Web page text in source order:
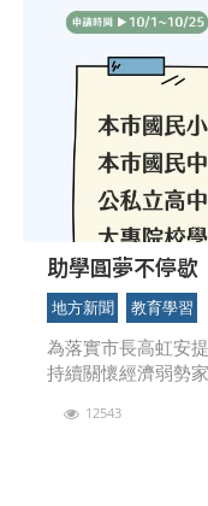
助學圓夢不停
受理申請
地方新聞 教育學習
為落實市長高虹安
持續關懷經濟弱勢
年齡25歲以下之低
12543